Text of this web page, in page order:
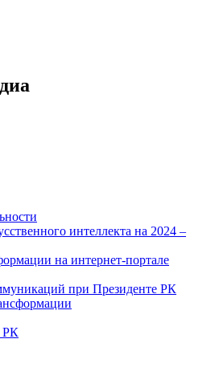
интеллекта на 2024 –
на интернет-портале
при Президенте РК
РК